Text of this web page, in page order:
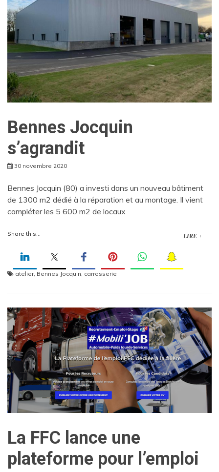
Bennes Jocquin
s’agrandit
30 novembre 2020
Bennes Jocquin (80) a investi dans un nouveau bâtiment
de 1300 m2 dédié à la réparation et au montage. Il vient
compléter les 5 600 m2 de locaux
Share this... LIRE +
atelier, Bennes Jocquin carrosserie
La FFC lance une
plateforme pour l’emploi